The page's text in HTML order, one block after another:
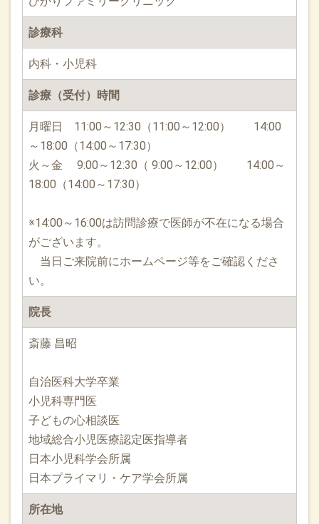
診療科
内科・小児科
診療（受付）時間
月曜日 11:00～12:30（11:00～12:00） 14:00
～18:00（14:00～17:30）
火～金 9:00～12:30（ 9:00～12:00） 14:00～
18:00（14:00～17:30）
※14:00～16:00は訪問診療で医師が不在になる場合
がございます。
当日ご来院前にホームページ等をご確認くださ
い。
院長
斎藤 昌昭
自治医科大学卒業
小児科専門医
子どもの心相談医
地域総合小児医療認定医指導者
日本小児科学会所属
日本プライマリ・ケア学会所属
所在地